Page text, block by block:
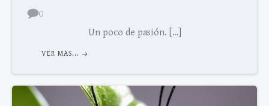
0
Un poco de pasión. […]
VER MAS...